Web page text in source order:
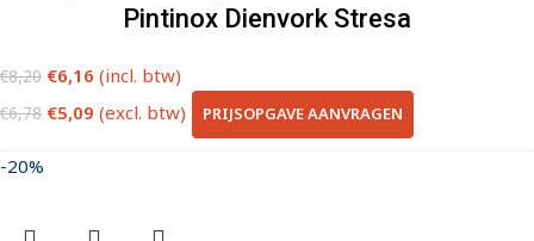
Pintinox Dienvork Stresa
€8,20 €6,16 (incl. btw)
€6,78 €5,09 (excl. btw) PRIJSOPGAVE AANVRAGEN
-20%